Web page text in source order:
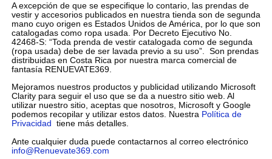
A excepción de que se especifique lo contario, las prendas de
vestir y accesorios publicados en nuestra tienda son de segunda
mano cuyo origen es Estados Unidos de América, por lo que son
catalogadas como ropa usada. Por Decreto Ejecutivo No.
42468-S: “Toda prenda de vestir catalogada como de segunda
(ropa usada) debe de ser lavada previo a su uso”. Son prendas
distribuidas en Costa Rica por nuestra marca comercial de
fantasía RENUEVATE369.
Mejoramos nuestros productos y publicidad utilizando Microsoft
Clarity para seguir el uso que se da a nuestro sitio web. Al
utilizar nuestro sitio, aceptas que nosotros, Microsoft y Google
podemos recopilar y utilizar estos datos. Nuestra Política de
Privacidad tiene más detalles.
Ante cualquier duda puede contactarnos al correo electrónico
info@Renuevate369.com